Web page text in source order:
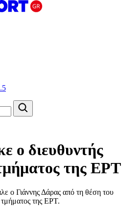
ο διευθυντής
της ΕΡΤ
ο Γιάννης Δάρας από τη θέση του
τμήματος της ΕΡΤ.